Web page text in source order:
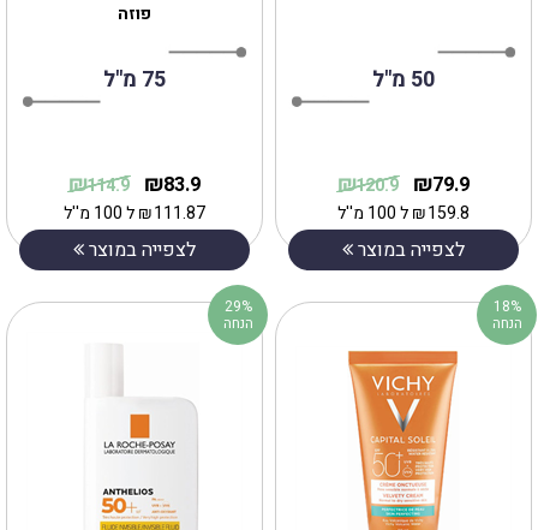
פוזה
75 מ"ל
83.9
₪
114.9
₪
111.87
₪ל 100 מ''ל
לצפייה במוצר
50 מ"ל
79.9
₪
120.9
₪
159.8
₪ל 100 מ''ל
לצפייה במוצר
29%
הנחה
18%
הנחה